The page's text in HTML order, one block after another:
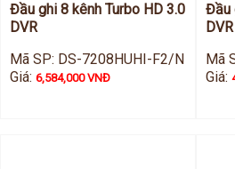
Đầu ghi 8 kênh Turbo HD 3.0
DVR
Mã SP: DS-7208HUHI-F2/N
Giá:6,584,000 VNĐ
Đầu
DVR
Mã
Giá: